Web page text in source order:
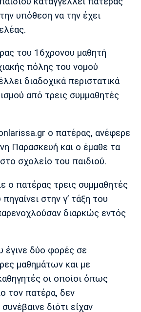
Τσέλσι Άρσεναλ
Μίλαν Μπάγερν
υπόθεση να την έχει
του 16χρονου μαθητή
πόλης του νομού
διαδοχικά περιστατικά
από τρεις συμμαθητές
ο πατέρας, ανέφερε
Παρασκευή και ο έμαθε τα
σχολείο του παιδιού.
ο πατέρας τρεις συμμαθητές
στην γ’ τάξη του
διαρκώς εντός
έγινε δύο φορές σε
μαθημάτων και με
οι οποίοι όπως
τον πατέρα, δεν
διότι είχαν